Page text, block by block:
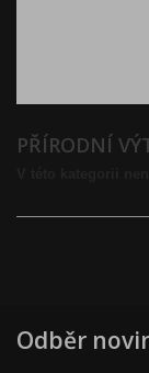
PŘÍRODNÍ
Odběr